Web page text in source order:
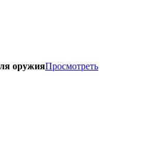
оружияПросмотреть